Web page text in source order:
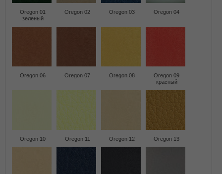
Oregon 01
зеленый
Oregon 02 Oregon 03 Oregon 04
Oregon 06 Oregon 07 Oregon 08
Oregon 09
красный
Oregon 10 Oregon 11 Oregon 12 Oregon 13